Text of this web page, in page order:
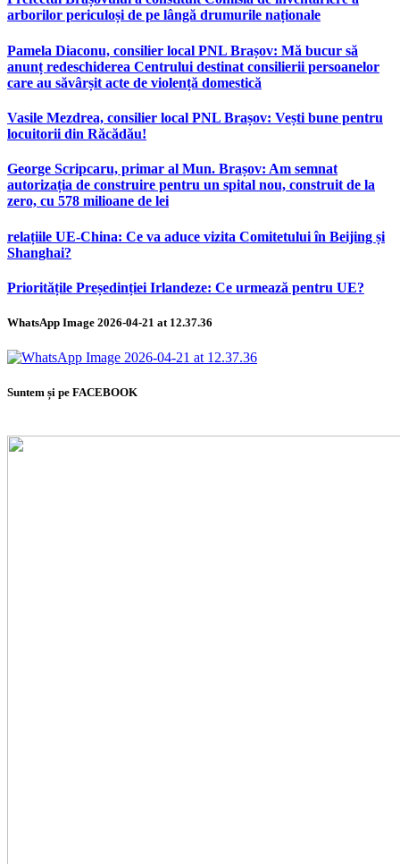
arborilor periculoși de pe lângă drumurile naționale
Pamela Diaconu, consilier local PNL Brașov: Mă bucur să
anunț redeschiderea Centrului destinat consilierii persoanelor
care au săvârșit acte de violență domestică
Vasile Mezdrea, consilier local PNL Brașov: Vești bune pentru
locuitorii din Răcădău!
George Scripcaru, primar al Mun. Brașov: Am semnat
autorizația de construire pentru un spital nou, construit de la
zero, cu 578 milioane de lei
relațiile UE-China: Ce va aduce vizita Comitetului în Beijing și
Shanghai?
Prioritățile Președinției Irlandeze: Ce urmează pentru UE?
WhatsApp Image 2026-04-21 at 12.37.36
Suntem și pe FACEBOOK